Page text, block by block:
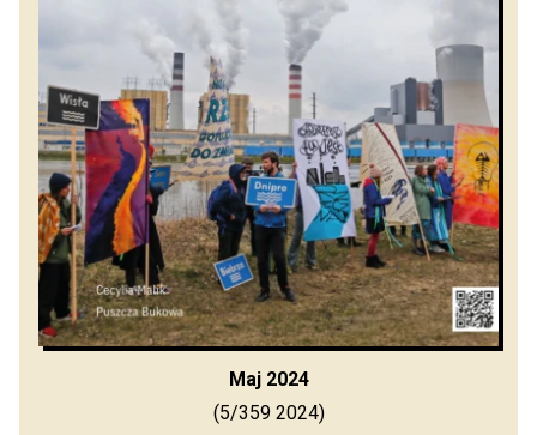
Maj 2024
(5/359 2024)